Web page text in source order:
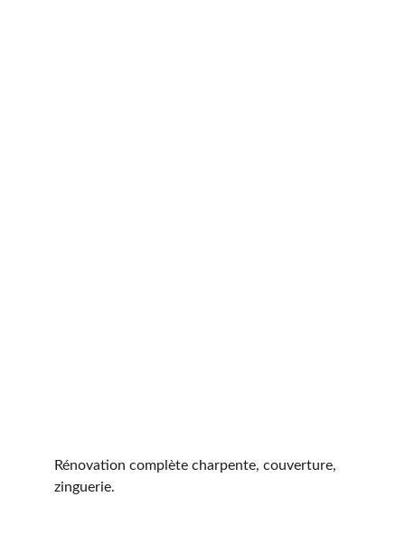
Rénovation complète charpente, couverture,
zinguerie.